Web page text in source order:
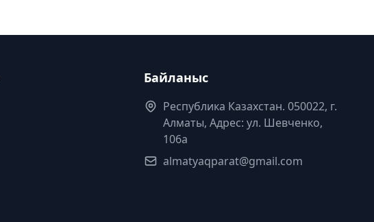
Байланыс
Республика Казахстан. 050022, г.
Алматы, Адрес: ул. Шевченко,
106а
almatyaqparat@gmail.com